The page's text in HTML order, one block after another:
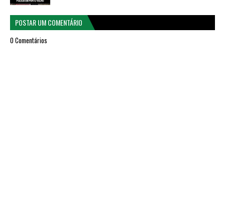
POSTAR UM COMENTÁRIO
0 Comentários